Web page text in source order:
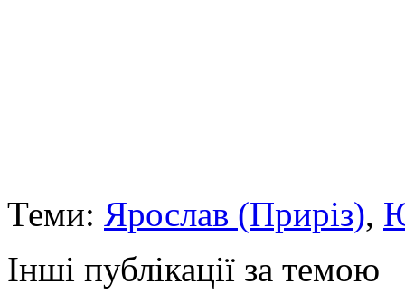
Теми: Ярослав (Приріз),
Інші публікації за темою